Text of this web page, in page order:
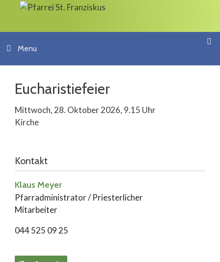
Springe
Inhalt
Menu
Eucharistiefeier
Mittwoch, 28. Oktober 2026, 9.15 Uhr
Kirche
Kontakt
Klaus Meyer
Pfarradministrator / Priesterlicher
Mitarbeiter
044 525 09 25